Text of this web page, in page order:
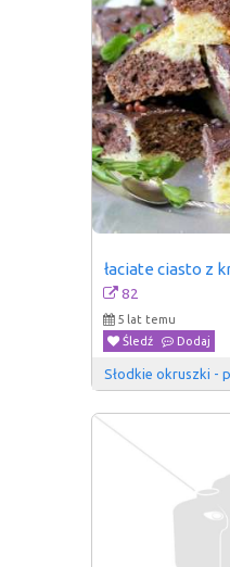
łaciate ciasto z
82
5 lat temu
Śledź
Dodaj
Słodkie okruszki -